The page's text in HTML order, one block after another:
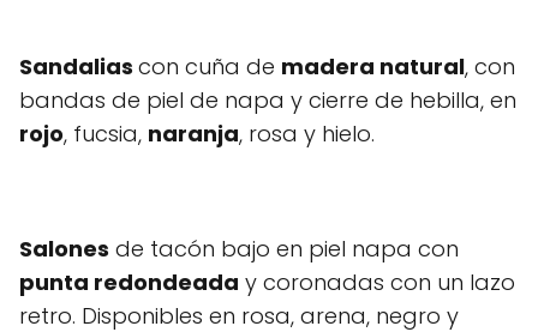
Sandalias con cuña de madera natural, con
bandas de piel de napa y cierre de hebilla, en
rojo, fucsia, naranja, rosa y hielo.
Salones de tacón bajo en piel napa con
punta redondeada y coronadas con un lazo
retro. Disponibles en rosa, arena, negro y